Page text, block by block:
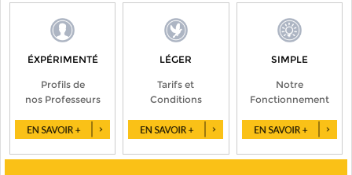
ÉXPÉRIMENTÉ
Profils de
nos Professeurs
LÉGER
Tarifs et
Conditions
SIMPLE
Notre
Fonctionnement